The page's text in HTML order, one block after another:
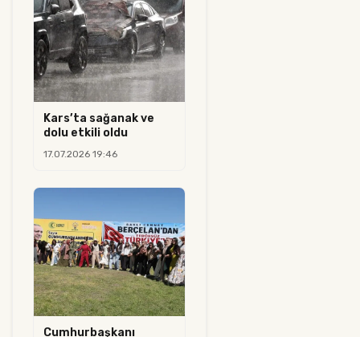
Kars’ta sağanak ve
dolu etkili oldu
17.07.2026 19:46
Cumhurbaşkanı